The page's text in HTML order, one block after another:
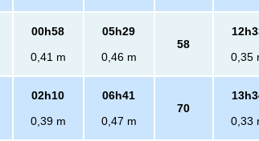
00h58
0,41 m
05h29
0,46 m
58
0,35
02h10
0,39 m
06h41
0,47 m
70
0,33